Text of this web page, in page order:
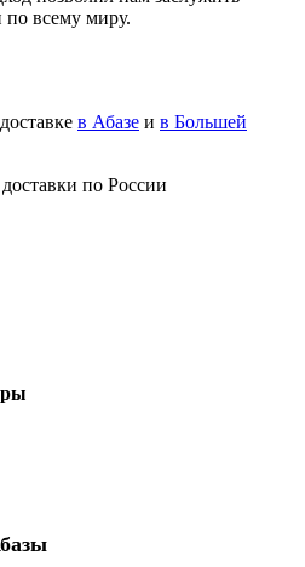
по всему миру.
в Абазе и в Большей
по России